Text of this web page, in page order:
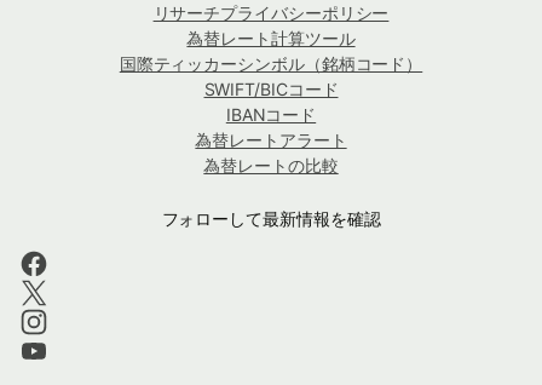
リサーチプライバシーポリシー
為替レート計算ツール
国際ティッカーシンボル（銘柄コード）
SWIFT/BICコード
IBANコード
為替レートアラート
為替レートの比較
フォローして最新情報を確認